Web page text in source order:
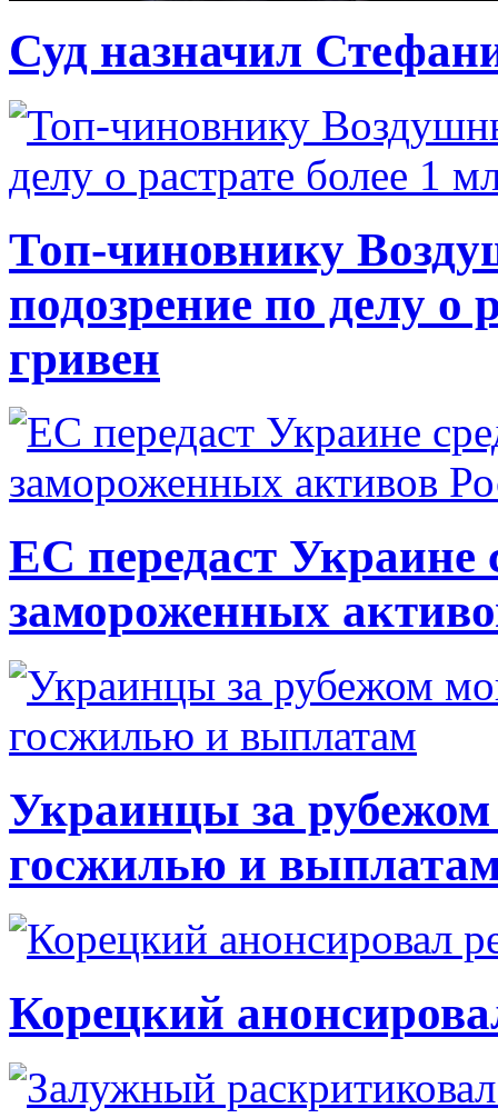
Суд назначил
Топ-чиновнику
подозрение по делу о
гривен
ЕС передаст Украине
замороженных
Украинцы за рубежом
госжилью и
Корецкий